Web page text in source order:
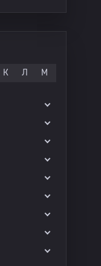
К Л М